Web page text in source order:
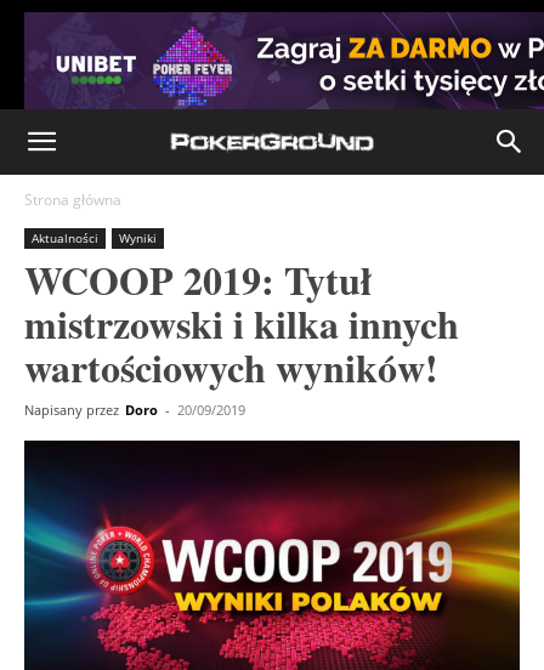
Strona główna
Aktualności Wyniki
WCOOP 2019: Tytuł
mistrzowski i kilka innych
wartościowych wyników!
Napisany przez Doro - 20/09/2019